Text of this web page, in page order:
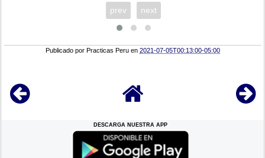
prev next
Publicado por Practicas Peru en2021-07-05T00:13:00-05:00
DESCARGA NUESTRA APP